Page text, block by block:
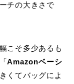
チの大きさで
こそ多少あるも
Amazonベーシ
くてバッグによ